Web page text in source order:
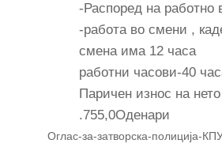
-Распоред на работно
-работа во смени ,
смена има 12 часа
работни часови-40
Паричен износ на
.755,0Оденари
Оглас-за-затворска-полиција-